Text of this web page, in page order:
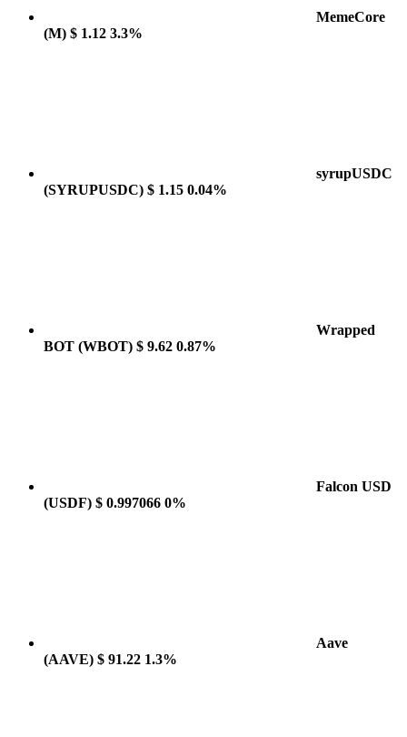
MemeCore
(M) $ 1.12 3.3%
syrupUSDC
(SYRUPUSDC) $ 1.15 0.04%
Wrapped
BOT (WBOT) $ 9.62 0.87%
Falcon USD
(USDF) $ 0.997066 0%
Aave
(AAVE) $ 91.22 1.3%